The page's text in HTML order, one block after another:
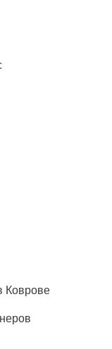
Коврове